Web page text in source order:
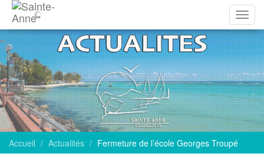
la
Accueil Actualités Fermeture de l’école Georges Troupé